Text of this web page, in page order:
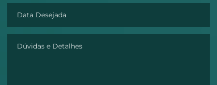
Data Desejada
Dúvidas e Detalhes